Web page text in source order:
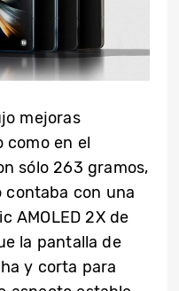
mejoras
como en el
sólo 263 gramos,
contaba con una
AMOLED 2X de
la pantalla de
y corta para